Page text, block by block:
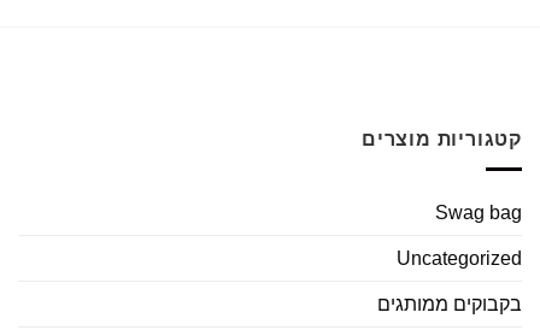
קטגוריות מוצרים
Swag bag
Uncategorized
בקבוקים ממותגים